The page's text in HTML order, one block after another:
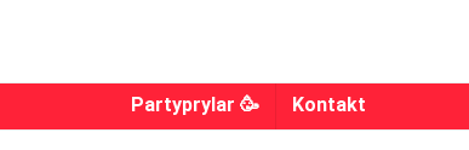
Partyprylar 🥳 Kontakt